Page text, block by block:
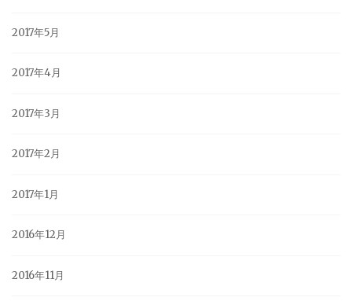
2017年5月
2017年4月
2017年3月
2017年2月
2017年1月
2016年12月
2016年11月